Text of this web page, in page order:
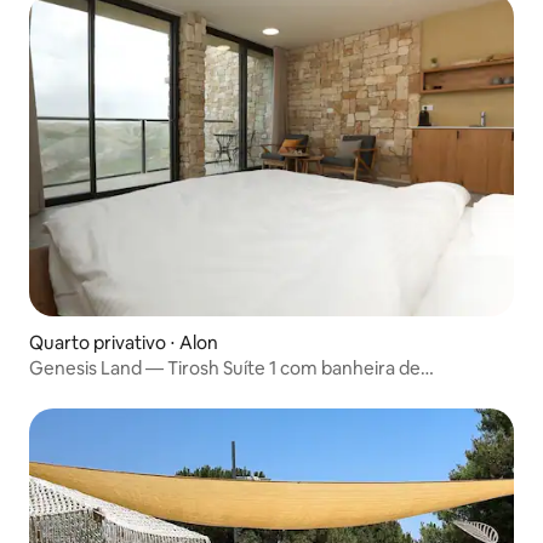
Quarto privativo ⋅ Alon
Genesis Land — Tirosh Suíte 1 com banheira de